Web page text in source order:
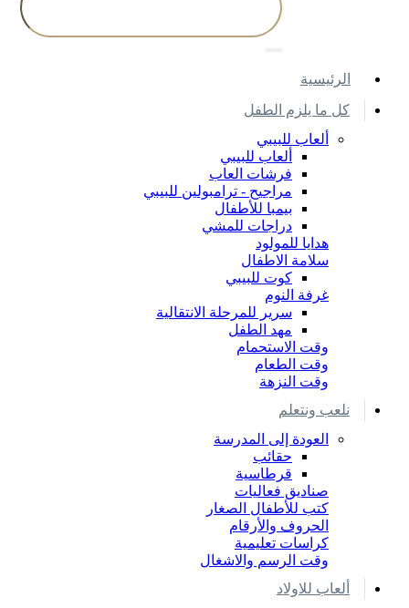
اﻟﺮﺋﻴﺴﻴﺔ
كل ما يلزم الطفل
ألعاب للبيبي
ألعاب للبيبي
فرشات العاب
مراجيح - ترامبولين للبيبي
بيمبا للأطفال
دراجات للمشي
هدايا للمولود
سلامة الاطفال
كوت للبيبي
غرفة النوم
سرير للمرحلة الانتقالية
مهد الطفل
وقت الاستحمام
وقت الطعام
وقت النزهة
نلعب ونتعلم
العودة إلى المدرسة
حقائب
قرطاسية
صناديق فعاليات
كتب للأطفال الصغار
الحروف والأرقام
كراسات تعليمية
وقت الرسم والاشغال
ألعاب للاولاد